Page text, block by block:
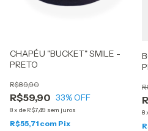
CHAPÉU "BUCKET" SMILE -
PRETO
R$59,90
R$89,90
33% OFF
8x de R$7,49 sem juros
R$55,71 com Pix
8